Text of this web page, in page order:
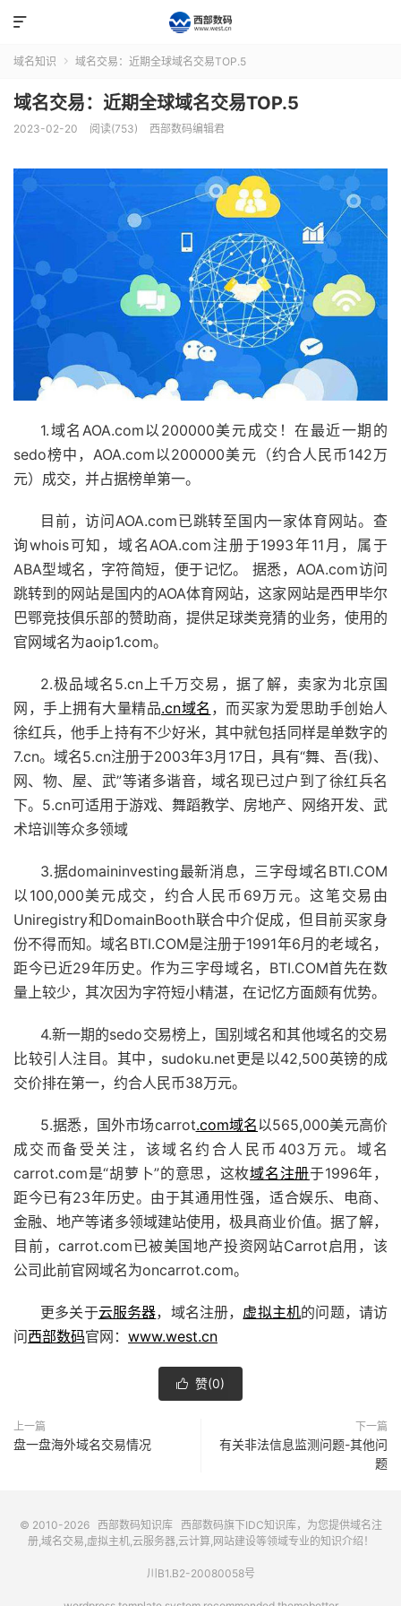

域名知识  域名交易：近期全球域名交易TOP.5
域名交易：近期全球域名交易TOP.5
2023-02-20 阅读(753) 西部数码编辑君
1.域名AOA.com以200000美元成交！在最近一期的
sedo榜中，AOA.com以200000美元（约合人民币142万
元）成交，并占据榜单第一。
目前，访问AOA.com已跳转至国内一家体育网站。查
询whois可知，域名AOA.com注册于1993年11月，属于
ABA型域名，字符简短，便于记忆。 据悉，AOA.com访问
跳转到的网站是国内的AOA体育网站，这家网站是西甲毕尔
巴鄂竞技俱乐部的赞助商，提供足球类竞猜的业务，使用的
官网域名为aoip1.com。
2.极品域名5.cn上千万交易，据了解，卖家为北京国
网，手上拥有大量精品.cn域名 ，而买家为爱思助手创始人
徐红兵，他手上持有不少好米，其中就包括同样是单数字的
7.cn。域名5.cn注册于2003年3月17日，具有“舞、吾(我)、
网、物、屋、武”等诸多谐音，域名现已过户到了徐红兵名
下。5.cn可适用于游戏、舞蹈教学、房地产、网络开发、武
术培训等众多领域
3.据domaininvesting最新消息，三字母域名BTI.COM
以100,000美元成交，约合人民币69万元。这笔交易由
Uniregistry和DomainBooth联合中介促成，但目前买家身
份不得而知。域名BTI.COM是注册于1991年6月的老域名，
距今已近29年历史。作为三字母域名，BTI.COM首先在数
量上较少，其次因为字符短小精湛，在记忆方面颇有优势。
4.新一期的sedo交易榜上，国别域名和其他域名的交易
比较引人注目。其中，sudoku.net更是以42,500英镑的成
交价排在第一，约合人民币38万元。
5.据悉，国外市场carrot.com域名以565,000美元高价
成交而备受关注，该域名约合人民币403万元。域名
carrot.com是“胡萝卜”的意思，这枚域名注册于1996年，
距今已有23年历史。由于其通用性强，适合娱乐、电商、
金融、地产等诸多领域建站使用，极具商业价值。据了解，
目前，carrot.com已被美国地产投资网站Carrot启用，该
公司此前官网域名为oncarrot.com。
更多关于云服务器，域名注册， 虚拟主机的问题，请访
问西部数码官网： www.west.cn
 赞(0)
上一篇
盘一盘海外域名交易情况
下一篇
有关非法信息监测问题-其他问
题
© 2010-2026 西部数码知识库 西部数码旗下IDC知识库，为您提供域名注
册,域名交易,虚拟主机,云服务器,云计算,网站建设等领域专业的知识介绍！
川B1.B2-20080058号